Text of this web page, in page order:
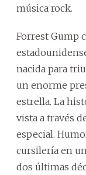
música rock.
Forrest Gump
nacida para
un enorme
estrella. La
vista a través
especial.
cursilería en
dos últimas